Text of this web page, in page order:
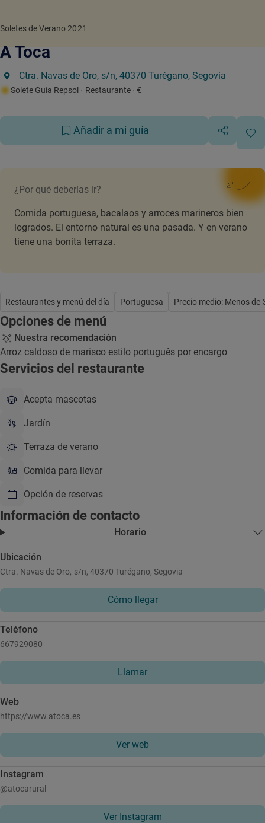
Soletes de Verano 2021
A Toca
Ctra. Navas de Oro, s/n, 40370 Turégano, Segovia
Solete Guía Repsol · Restaurante · €
Añadir a mi guía
¿Por qué deberías ir?
Comida portuguesa, bacalaos y arroces marineros bien
logrados. El entorno natural es una pasada. Y en verano
tiene una bonita terraza.
Restaurantes y menú del día Portuguesa Precio medio: Menos de
Opciones de menú
Nuestra recomendación
Arroz caldoso de marisco estilo português por encargo
Servicios del restaurante
Acepta mascotas
Jardín
Terraza de verano
Comida para llevar
Opción de reservas
Información de contacto
Horario
Ubicación
Ctra. Navas de Oro, s/n, 40370 Turégano, Segovia
Cómo llegar
Teléfono
667929080
Llamar
Web
https://www.atoca.es
Ver web
Instagram
@atocarural
Ver Instagram